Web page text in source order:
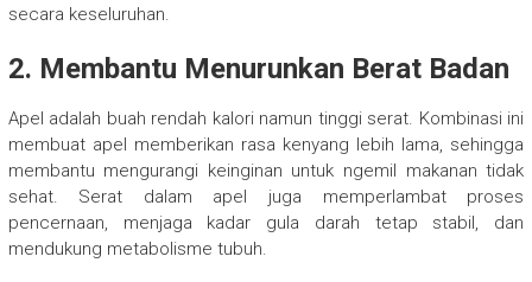
secara keseluruhan.
2. Membantu Menurunkan Berat Badan
Apel adalah buah rendah kalori namun tinggi serat. Kombinasi ini
membuat apel memberikan rasa kenyang lebih lama, sehingga
membantu mengurangi keinginan untuk ngemil makanan tidak
sehat. Serat dalam apel juga memperlambat proses
pencernaan, menjaga kadar gula darah tetap stabil, dan
mendukung metabolisme tubuh.